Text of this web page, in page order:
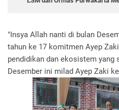
"Insya Allah nanti di bulan
tahun ke 17 komitmen Ayep
pendidikan dan ekosistem yang
Desember ini milad Ayep Zaki